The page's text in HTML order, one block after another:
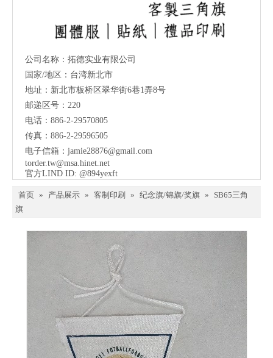
公司名称：拓德实业有限公司
国家/地区：台湾新北市
地址：新北市板桥区翠华街6巷1弄8号
邮递区号：220
电话：886-2-29570805
传真：886-2-29596505
电子信箱： jamie28876@gmail.com
torder.tw@msa.hinet.net
官方LIND ID: @894yexft
首页 » 产品展示 » 客制印刷 » 纪念旗/锦旗/奖旗 »
SB65三角
旗